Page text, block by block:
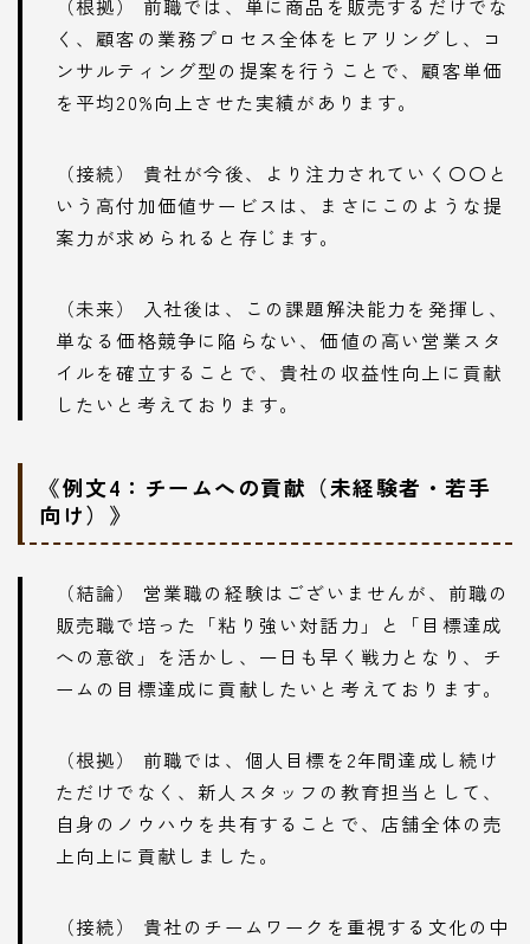
（根拠） 前職では、単に商品を販売するだけでな
く、顧客の業務プロセス全体をヒアリングし、コ
ンサルティング型の提案を行うことで、顧客単価
を平均20%向上させた実績があります。
（接続） 貴社が今後、より注力されていく〇〇と
いう高付加価値サービスは、まさにこのような提
案力が求められると存じます。
（未来） 入社後は、この課題解決能力を発揮し、
単なる価格競争に陥らない、価値の高い営業スタ
イルを確立することで、貴社の収益性向上に貢献
したいと考えております。
《例文4：チームへの貢献（未経験者・若手
向け）》
（結論） 営業職の経験はございませんが、前職の
販売職で培った「粘り強い対話力」と「目標達成
への意欲」を活かし、一日も早く戦力となり、チ
ームの目標達成に貢献したいと考えております。
（根拠） 前職では、個人目標を2年間達成し続け
ただけでなく、新人スタッフの教育担当として、
自身のノウハウを共有することで、店舗全体の売
上向上に貢献しました。
（接続） 貴社のチームワークを重視する文化の中